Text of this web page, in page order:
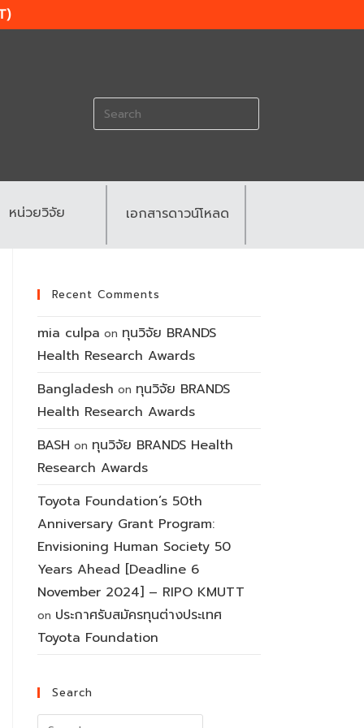
Search
for:
หน่วยวิจัย เอกสารดาวน์โหลด
Recent Comments
mia culpa on ทุนวิจัย BRANDS
Health Research Awards
Bangladesh on ทุนวิจัย BRANDS
Health Research Awards
BASH on ทุนวิจัย BRANDS Health
Research Awards
Toyota Foundation’s 50th
Anniversary Grant Program:
Envisioning Human Society 50
Years Ahead [Deadline 6
November 2024] – RIPO KMUTT
on ประกาศรับสมัครทุนต่างประเทศ
Toyota Foundation
Search
Search